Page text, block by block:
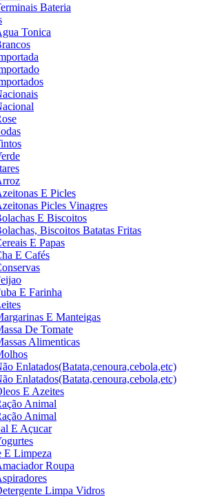
Bateria
Tonica
E Picles
Picles Vinagres
E Biscoitos
Biscoitos Batatas Fritas
E Papas
E Cafés
E Farinha
E Manteigas
De Tomate
Alimenticas
Enlatados(Batata,cenoura,cebola,etc)
Enlatados(Batata,cenoura,cebola,etc)
E Azeites
Animal
Animal
E Açucar
E Limpeza
Roupa
Limpa Vidros